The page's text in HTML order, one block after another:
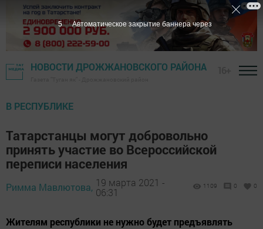
НОВОСТИ ДРОЖЖАНОВСКОГО РАЙОНА
В РЕСПУБЛИКЕ
Татарстанцы могут добровольно
принять участие во Всероссийской
переписи населения
Римма Мавлютова, 19 марта 2021 -
06:31
1109 0 0
Жителям республики не нужно будет предъявлять
4 Автоматическое закрытие баннера через